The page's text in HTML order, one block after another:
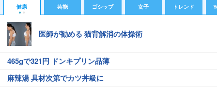
健康 芸能 ゴシップ 女子 トレンド
医師が勧める 猫背解消の体操術
465gで321円 ドンキプリン品薄
麻辣湯 具材次第でカツ丼級に